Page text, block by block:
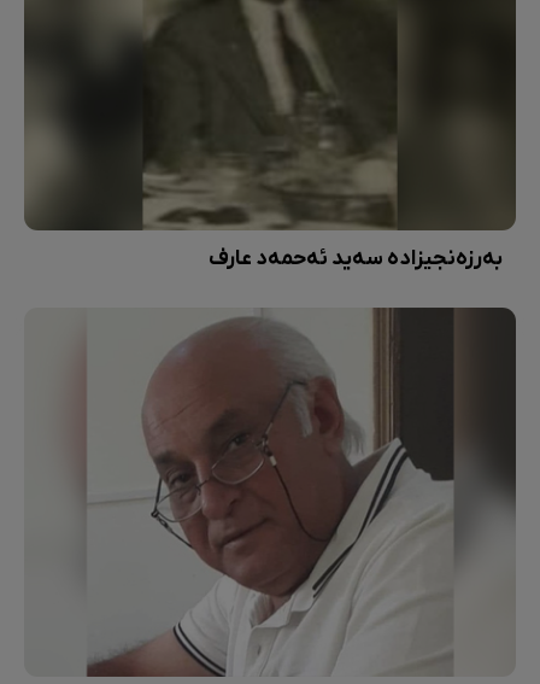
بەرزەنجیزادە سەید ئەحمەد عارف